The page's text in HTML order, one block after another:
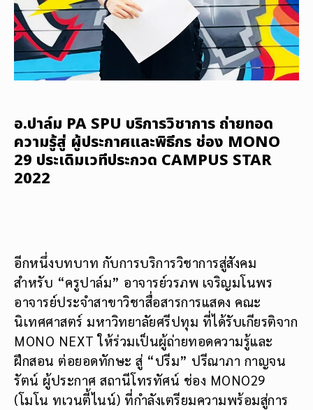
อ.ปาล์ม PA SPU บริการวิชาการ ถ่ายทอด
ความรู้สู่ ผู้ประกาศและพิธีกร ช่อง MONO
29 ประเดิมเวทีประกวด CAMPUS STAR
2022
อีกหนึ่งบทบาท กับการบริการวิชาการสู่สังคม
สำหรับ “ครูปาล์ม” อาจารย์วรภพ เจริญมโนพร
อาจารย์ประจำสาขาวิชาสื่อสารการแสดง คณะ
นิเทศศาสตร์ มหาวิทยาลัยศรีปทุม ที่ได้รับเกียรติจาก
MONO NEXT ให้ร่วมเป็นผู้ถ่ายทอดความรู้และ
ฝึกสอน ต่อยอดทักษะ สู่ “ปรีม” ปรีณาภา กาญจน
รัตน์ ผู้ประกาศ สถานีโทรทัศน์ ช่อง MONO29
(โมโน ทเวนตี้ไนน์) ที่กำลังเตรียมความพร้อมสู่การ